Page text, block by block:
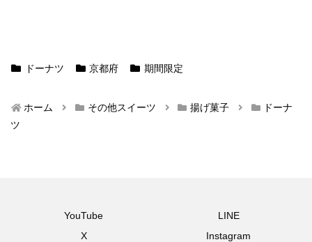
ドーナツ 京都府 期間限定
ホーム その他スイーツ 揚げ菓子
ドーナ
ツ
YouTube
LINE
X
Instagram